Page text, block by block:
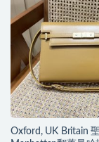
Oxford, UK Britain